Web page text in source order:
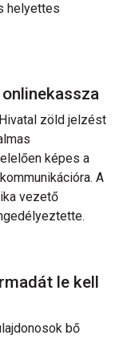
helyettes
zöld jelzést
képes a
A
vezető
le kell
bő